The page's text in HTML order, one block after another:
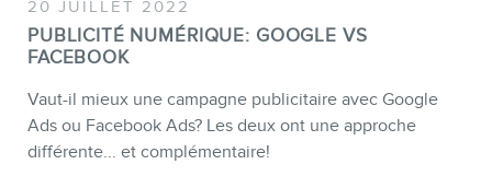
20 JUILLET 2022
PUBLICITÉ NUMÉRIQUE: GOOGLE VS
FACEBOOK
Vaut-il mieux une campagne publicitaire avec Google
Ads ou Facebook Ads? Les deux ont une approche
différente... et complémentaire!